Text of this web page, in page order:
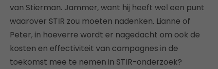
van Stierman. Jammer, want hij heeft wel een punt
waarover STIR zou moeten nadenken. Lianne of
Peter, in hoeverre wordt er nagedacht om ook de
kosten en effectiviteit van campagnes in de
toekomst mee te nemen in STIR-onderzoek?